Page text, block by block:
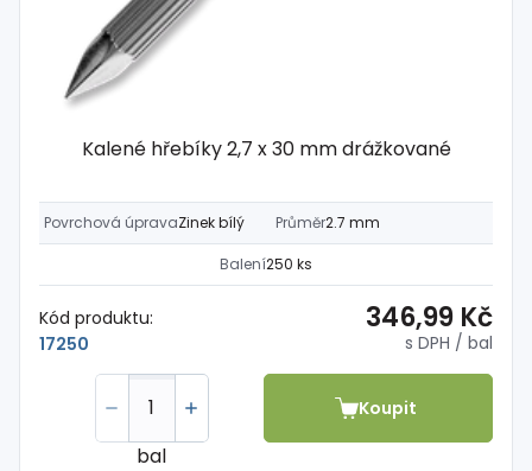
Kalené hřebíky 2,7 x 30 mm drážkované
Povrchová úpravaZinek bílý Průměr2.7 mm
Balení250 ks
Kód produktu:
17250
346,99 Kč
s DPH / bal
bal
Koupit